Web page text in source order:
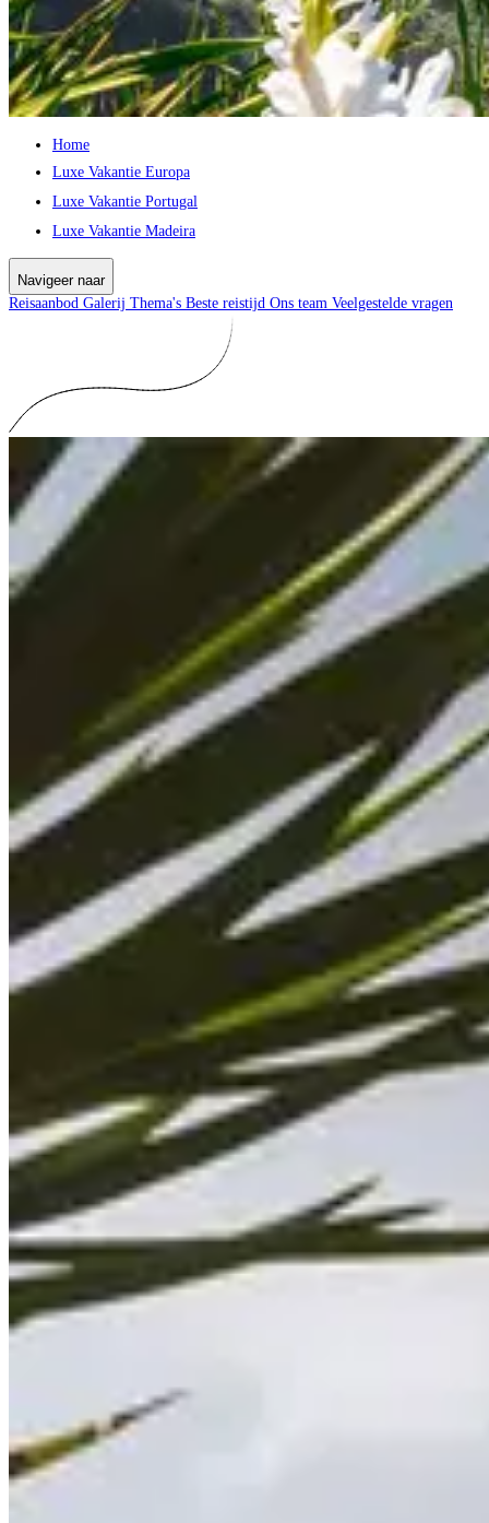
Home
Luxe Vakantie Europa
Luxe Vakantie Portugal
Luxe Vakantie Madeira
Navigeer naar
Reisaanbod Galerij Thema's Beste reistijd Ons team Veelgestelde vragen